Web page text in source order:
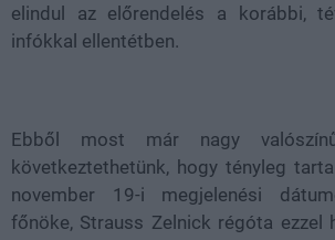
elindul az előrendelés a korábbi,
infókkal ellentétben.
Ebből most már nagy
következtethetünk, hogy tényleg
november 19-i megjelenési
főnöke, Strauss Zelnick régóta ezzel